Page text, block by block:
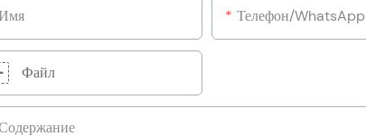
Телефон/WhatsApp
Файл